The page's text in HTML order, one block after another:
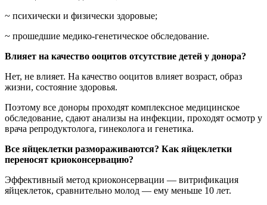
~ психически и физически здоровые;
~ прошедшие медико-генетическое обследование.
Влияет на качество ооцитов отсутствие детей у донора?
Нет, не влияет. На качество ооцитов влияет возраст, образ
жизни, состояние здоровья.
Поэтому все доноры проходят комплексное медицинское
обследование, сдают анализы на инфекции, проходят осмотр у
врача репродуктолога, гинеколога и генетика.
Все яйцеклетки размораживаются? Как яйцеклетки
переносят криоконсервацию?
Эффективный метод криоконсервации — витрификация
яйцеклеток, сравнительно молод — ему меньше 10 лет.